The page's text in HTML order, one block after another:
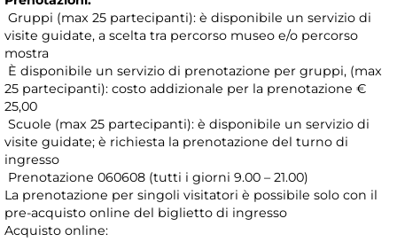
Gruppi (max 25 partecipanti): è disponibile un servizio di
visite guidate, a scelta tra percorso museo e/o percorso
mostra
È disponibile un servizio di prenotazione per gruppi, (max
25 partecipanti): costo addizionale per la prenotazione €
25,00
Scuole (max 25 partecipanti): è disponibile un servizio di
visite guidate; è richiesta la prenotazione del turno di
ingresso
Prenotazione 060608 (tutti i giorni 9.00 – 21.00)
La prenotazione per singoli visitatori è possibile solo con il
pre-acquisto online del biglietto di ingresso
Acquisto online: